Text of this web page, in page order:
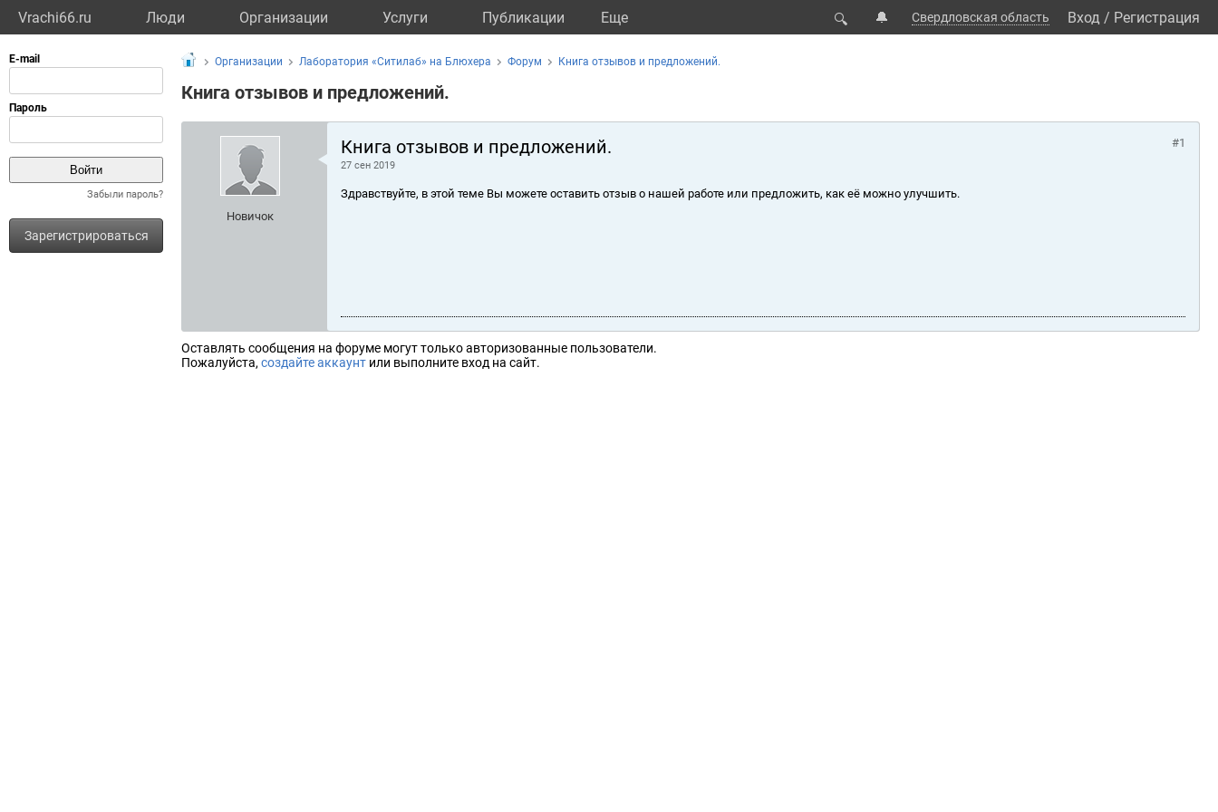
Vrachi66.ru Люди Организации Услуги Публикации Eще 🔍 🔔 Свердловская область Вход / Регистрация
Забыли пароль?
Зарегистрироваться
Организации Лаборатория «Ситилаб» на Блюхера Форум Книга отзывов и предложений.
Книга отзывов и предложений.
Новичок
Книга отзывов и предложений.
27 сен 2019
#1
Здравствуйте, в этой теме Вы можете оставить отзыв о нашей работе или предложить, как её можно улучшить.
Оставлять сообщения на форуме могут только авторизованные пользователи.
Пожалуйста, создайте аккаунт или выполните вход на сайт.